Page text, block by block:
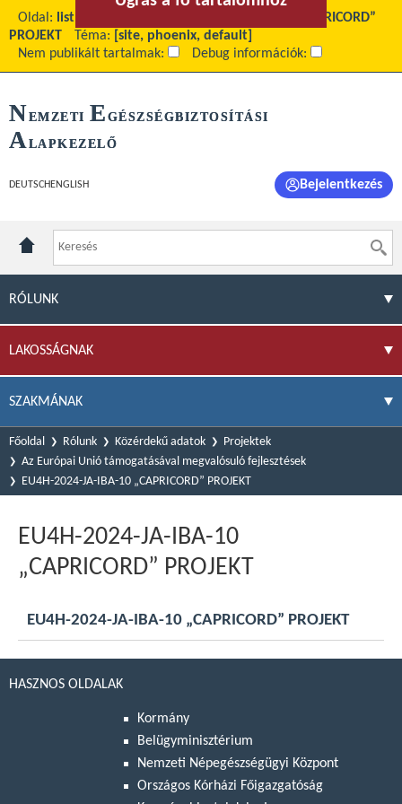
Oldal: list
EU4H-2024-JA-IBA-10 „CAPRICORD”
PROJEKT
Téma:
[site, phoenix, default]
Nem publikált tartalmak:
Debug információk:
NEMZETI E GÉSZSÉGBIZTOSÍTÁSI
ALAPKEZELŐ
DEUTSCH ENGLISH Bejelentkezés
RÓLUNK
LAKOSSÁGNAK
SZAKMÁNAK
Főoldal Rólunk Közérdekű adatok
Projektek
Az Európai Unió támogatásával megvalósuló fejlesztések
EU4H-2024-JA-IBA-10 „CAPRICORD” PROJEKT
EU4H-2024-JA-IBA-10
„CAPRICORD” PROJEKT
EU4H-2024-JA-IBA-10 „CAPRICORD” PROJEKT
HASZNOS OLDALAK
Kormány
Belügyminisztérium
Nemzeti Népegészségügyi Központ
Országos Kórházi Főigazgatóság